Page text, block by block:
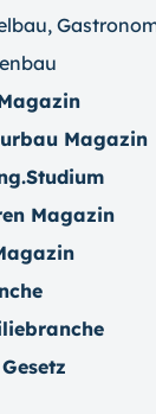
Magazin
Magazin